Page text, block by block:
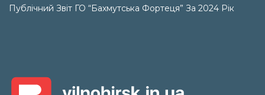
Публічний Звіт ГО “Бахмутська Фортеця” За 2024 Рік